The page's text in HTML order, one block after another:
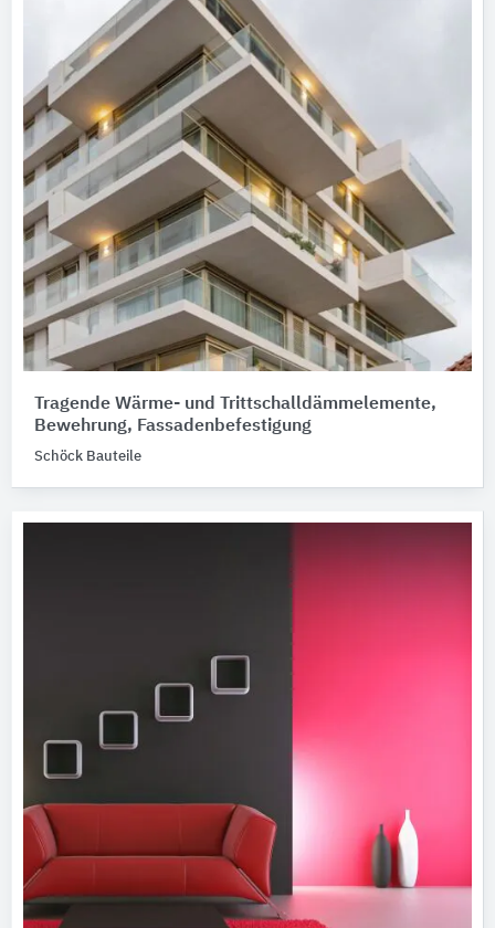
Tragende Wärme- und Trittschalldämmelemente,
Bewehrung, Fassadenbefestigung
Schöck Bauteile